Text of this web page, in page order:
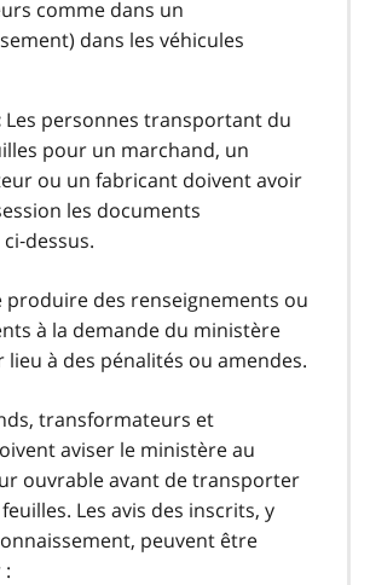
comme dans un
dans les véhicules
Les personnes transportant du
pour un marchand, un
ou un fabricant doivent avoir
les documents
produire des renseignements ou
à la demande du ministère
à des pénalités ou amendes.
transformateurs et
aviser le ministère au
ouvrable avant de transporter
Les avis des inscrits, y
peuvent être